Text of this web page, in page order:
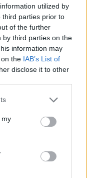
utilized by
third parties prior to
of the further
by third parties on the
information may
the IAB’s List of
disclose it to other
my